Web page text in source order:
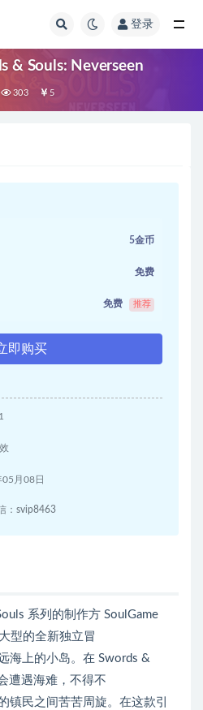
登录
& Souls: Neverseen
303 5
5金币
免费
免费 推荐
即购买
月08日
：svip8463
系列的制作方 SoulGame
型的全新独立冒
海上的小岛。在 Swords &
遭遇海难，不得不
镇民之间苦苦周旋。在这款引